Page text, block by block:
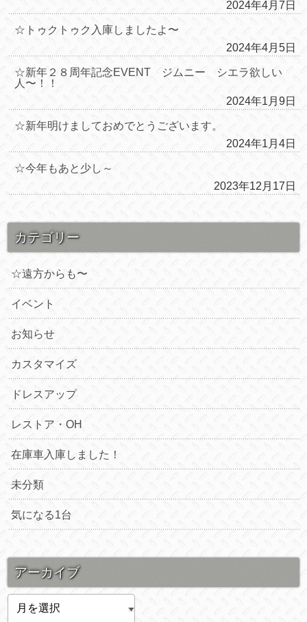
2024年4月7日
☆トゥクトゥク入庫しましたよ〜
2024年4月5日
☆新年２８周年記念EVENT ジムニー シエラ欲しい
人〜！！
2024年1月9日
☆新年明けましておめでとうございます。
2024年1月4日
☆今年もあと少し～
2023年12月17日
カテゴリー
☆遠方からも〜
イベント
お知らせ
カスタマイズ
ドレスアップ
レストア・OH
在庫車入庫しました！
未分類
気になる1台
アーカイブ